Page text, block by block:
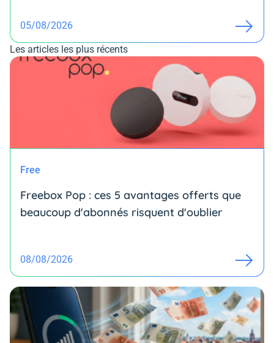
05/08/2026
Les articles les plus récents
Free
Freebox Pop : ces 5 avantages offerts que
beaucoup d'abonnés risquent d'oublier
08/08/2026